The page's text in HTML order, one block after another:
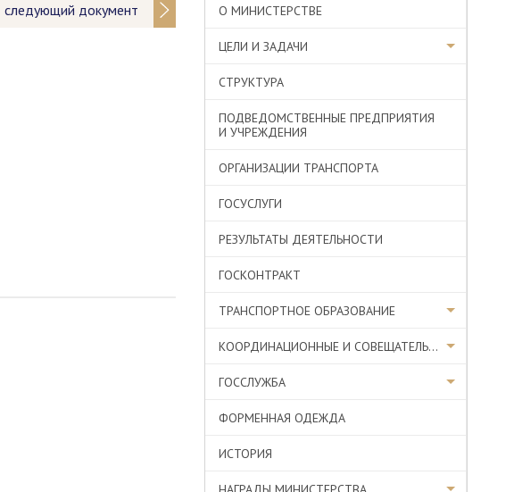
следующий документ О МИНИСТЕРСТВЕ
ЦЕЛИ И ЗАДАЧИ
СТРУКТУРА
ПОДВЕДОМСТВЕННЫЕ ПРЕДПРИЯТИЯ
И УЧРЕЖДЕНИЯ
ОРГАНИЗАЦИИ ТРАНСПОРТА
ГОСУСЛУГИ
РЕЗУЛЬТАТЫ ДЕЯТЕЛЬНОСТИ
ГОСКОНТРАКТ
ТРАНСПОРТНОЕ ОБРАЗОВАНИЕ
КООРДИНАЦИОННЫЕ И СОВЕЩАТЕЛЬНЫЕ ОРГАНЫ
ГОССЛУЖБА
ФОРМЕННАЯ ОДЕЖДА
ИСТОРИЯ